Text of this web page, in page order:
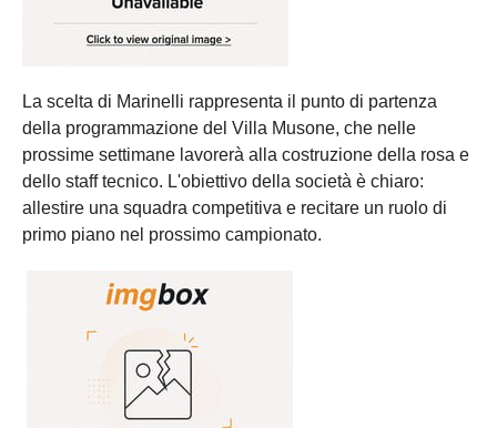
La scelta di Marinelli rappresenta il punto di partenza
della programmazione del Villa Musone, che nelle
prossime settimane lavorerà alla costruzione della rosa e
dello staff tecnico. L'obiettivo della società è chiaro:
allestire una squadra competitiva e recitare un ruolo di
primo piano nel prossimo campionato.